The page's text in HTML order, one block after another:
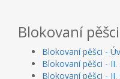
Blokovaní pěšci
Blokovaní pěšci -
Blokovaní pěšci -
Blokovaní pěšci - II.